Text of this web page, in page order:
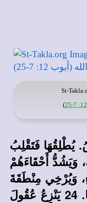
St-
)
عَلَى إِنْسَانٍ فَلاَ يُفْتَحُ. 15 يَمْنَعُ الْمِيَاهَ فَتَيْبَسُ. يُطْلِقُهَا فَتَقْلِبُ
وَيُحَمِّقُ الْقُضَاةَ. 18 يَحُلُّ مَنَاطِقَ الْمُلُوكِ، وَيَشُدُّ أَحْقَاءَهُمْ
الشُّيُوخِ. 21 يُلْقِي هَوَانًا عَلَى الشُّرَفَاءِ، وَيُرْخِي مِنْطَقَةَ
الأَشِدَّاءِ. 22 يَكْشِفُ الْعَمَائِقَ مِنَ الظَّلاَمِ، وَيُخْرِجُ ظِلَّ الْمَوْتِ إِلَى النُّورِ. 23 يُكَثِّرُ الأُمَمَ ثُمَّ يُبِيدُهَا. يُوَسِّعُ لِلأُمَمِ ثُمَّ يُجْلِيهَا. 24 يَنْزِعُ عُقُولَ